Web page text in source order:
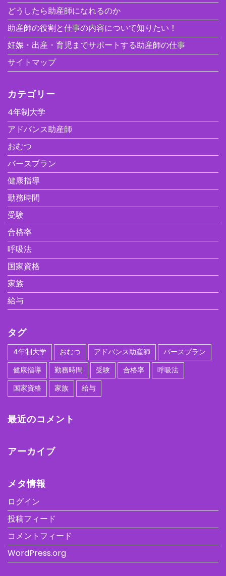
どうしたら助産師になれるのか
助産師の役割と仕事の内容について知りたい！
妊娠・出産・育児までサポートする助産師の仕事
サイトマップ
カテゴリー
4年制大学
アドバンス助産師
おむつ
バースプラン
健康指導
勤務時間
受験
合格率
呼吸法
国家資格
家族
給与
タグ
4年制大学 おむつ アドバンス助産師
バースプラン
健康指導
勤務時間 受験 合格率
呼吸法
国家資格
家族 給与
最近のコメント
アーカイブ
メタ情報
ログイン
投稿フィード
コメントフィード
WordPress.org